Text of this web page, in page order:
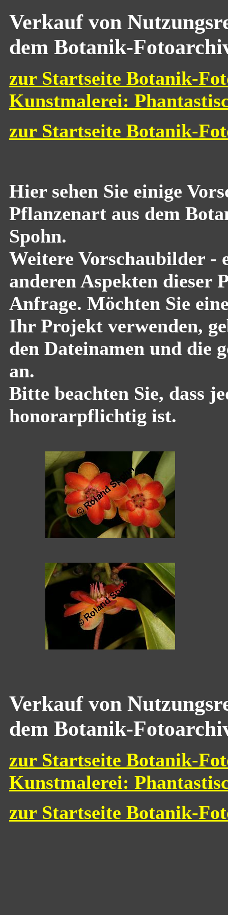
Verkauf von
dem Botanik-
zur Startseite Botanik-
Kunstmalerei:
zur Startseite Botanik-
Hier sehen Sie einige
Pflanzenart aus dem
Spohn.
Weitere Vorschaubilder -
anderen Aspekten dieser
Anfrage. Möchten Sie
Ihr Projekt verwenden,
den Dateinamen und die
an.
Bitte beachten Sie, dass
honorarpflichtig ist.
Verkauf von
dem Botanik-
zur Startseite Botanik-
Kunstmalerei:
zur Startseite Botanik-